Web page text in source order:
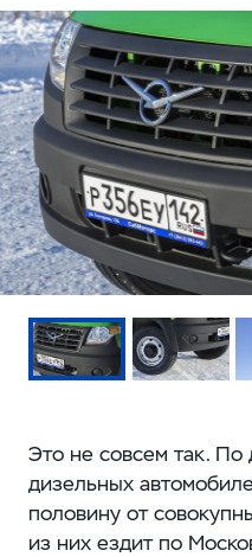
Это не совсем так.
дизельных
половину от
из них ездит по